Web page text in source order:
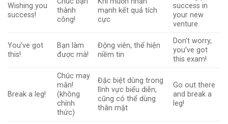
Wishing you
success!
thành
công!
mạnh kết quả tích
cực
success in
your new
venture.
You’ve got
this!
Bạn làm
được mà!
Động viên, thể hiện
niềm tin
Don’t worry,
you’ve got
this exam!
Break a leg!
Chúc may
mắn!
(không
chính
thức)
Đặc biệt dùng trong
lĩnh vực biểu diễn,
cũng có thể dùng
thân mật
Go out there
and break a
leg!